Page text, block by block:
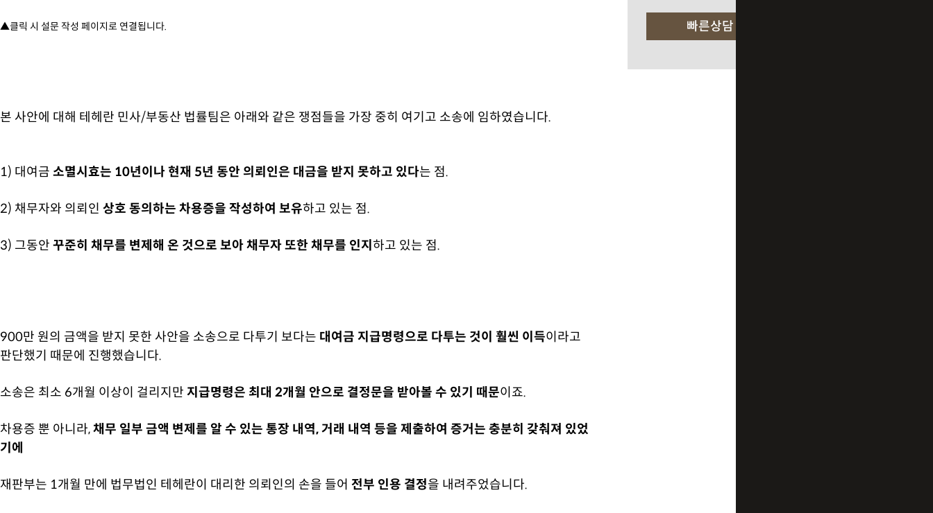
▲클릭 시 설문 작성 페이지로 연결됩니다.
본 사안에 대해 테헤란 민사/부동산 법률팀은 아래와 같은 쟁점들을 가장 중히 여기고 소송에 임하였습니다.
1) 대여금 소멸시효는 10년이나 현재 5년 동안 의뢰인은 대금을 받지 못하고 있다는 점.
2) 채무자와 의뢰인 상호 동의하는 차용증을 작성하여 보유하고 있는 점.
3) 그동안 꾸준히 채무를 변제해 온 것으로 보아 채무자 또한 채무를 인지 하고 있는 점.
900만 원의 금액을 받지 못한 사안을 소송으로 다투기 보다는 대여금 지급명령으로 다투는 것이 훨씬 이득이라고
판단했기 때문에 진행했습니다.
소송은 최소 6개월 이상이 걸리지만 지급명령은 최대 2개월 안으로 결정문을 받아볼 수 있기 때문이죠.
차용증 뿐 아니라,채무 일부 금액 변제를 알 수 있는 통장 내역, 거래 내역 등을 제출하여 증거는 충분히 갖춰져 있었
기에
재판부는 1개월 만에 법무법인 테헤란이 대리한 의뢰인의 손을 들어 전부 인용 결정을 내려주었습니다.